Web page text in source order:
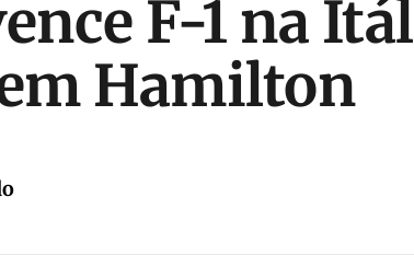
F-1 na
Hamilton